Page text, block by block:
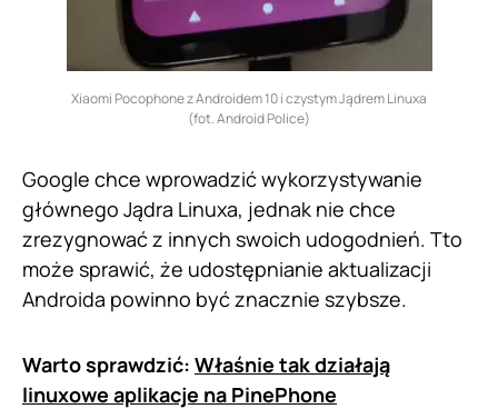
Xiaomi Pocophone z Androidem 10 i czystym Jądrem Linuxa
(fot. Android Police)
Google chce wprowadzić wykorzystywanie
głównego Jądra Linuxa, jednak nie chce
zrezygnować z innych swoich udogodnień. Tto
może sprawić, że udostępnianie aktualizacji
Androida powinno być znacznie szybsze.
Warto sprawdzić: Właśnie tak działają
linuxowe aplikacje na PinePhone